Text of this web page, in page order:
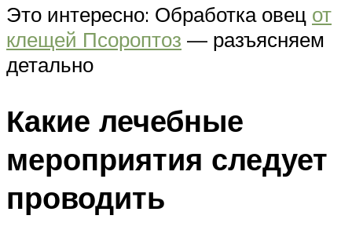
Это интересно: Обработка овец от
клещей Псороптоз — разъясняем
детально
Какие лечебные
мероприятия следует
проводить